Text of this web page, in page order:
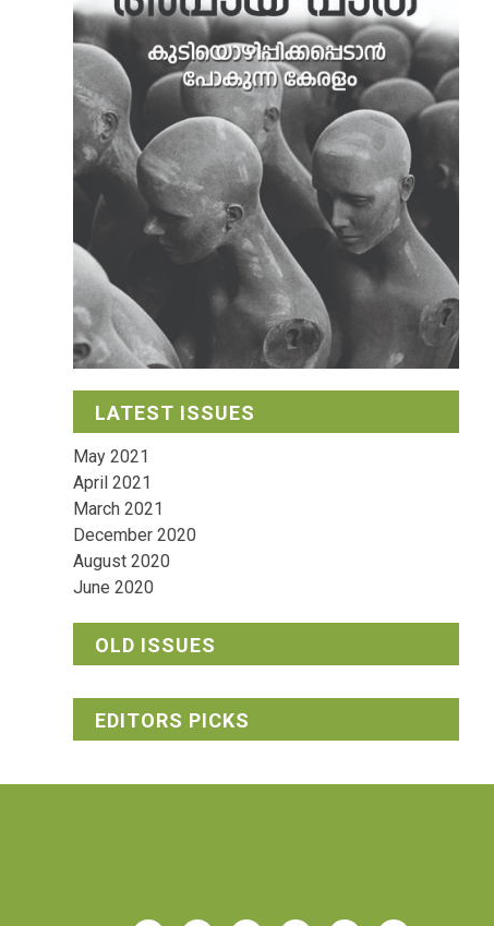
LATEST ISSUES
May 2021
April 2021
March 2021
December 2020
August 2020
June 2020
OLD ISSUES
EDITORS PICKS